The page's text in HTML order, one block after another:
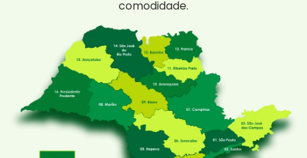
comodidade.